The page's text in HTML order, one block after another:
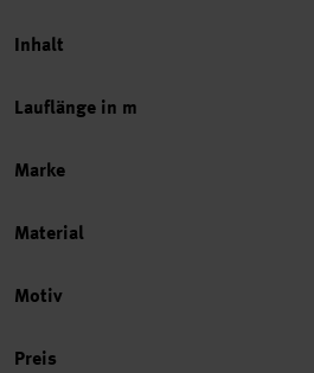
Inhalt
Lauflänge in m
Marke
Material
Motiv
Preis
Preis